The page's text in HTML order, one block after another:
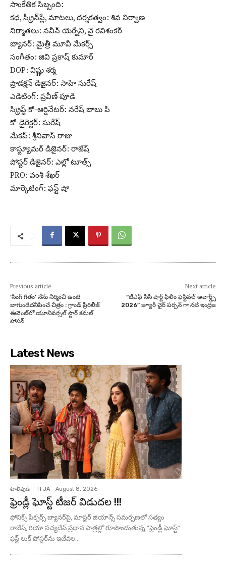
సాంకేతిక సిబ్బంది:
కథ, స్క్రీన్‌ప్లే, మాటలు, దర్శకత్వం: శివ నిర్వాణ
నిర్మాతలు: నవీన్ యెర్నేని, వై రవిశంకర్
బ్యానర్: మైత్రీ మూవీ మేకర్స్
సంగీతం: జివి ప్రకాష్ కుమార్
DOP: విష్ణు శర్మ
ప్రొడక్షన్ డిజైనర్: సాహి సురేష్
ఎడిటింగ్: ప్రవీణ్ పూడి
స్క్రిప్ట్ కో-ఆర్డినేటర్: నరేష్ బాబు పి
కో-డైరెక్టర్: సురేష్
మేకప్: శ్రీనివాస్ రాజు
కాస్ట్యూమర్ డిజైనర్: రాజేష్
పోస్టర్ డిజైనర్: ఎల్లో టూత్స్
PRO: వంశీ శేఖర్
మార్కెటింగ్: ఫస్ట్ షో
Previous article
‘సింగ్ గీతం’ నేను నిర్మించి ఉంటే
బాగుండేదనిపించే చిత్రం : గ్రాండ్ ప్రీరిలీజ్
ఈవెంట్‌లో యూనివర్సల్ స్టార్ కమల్
హాసన్
Next article
“టీఎఫ్ సీసీ షార్ట్ ఫిలిం ఫెస్టివల్ అవార్డ్స్
2026” జ్యూరీ ఛైర్ పర్సన్ గా నటి ఇంద్రజ
Latest News
టాలీవుడ్ TFJA - August 8, 2026
ఫ్రెండ్లీ ఘోస్ట్ టీజర్ విడుదల !!!
ఫోనిక్స్ పిక్చర్స్ బ్యానర్‌పై, మాస్టర్ జియాన్స్ సమర్పణలో సత్యం
రాజేష్, రియా సచ్యదేవ్ ప్రధాన పాత్రల్లో రూపొందుతున్న “ఫ్రెండ్లీ ఘోస్ట్”
ఫస్ట్ లుక్ పోస్టర్‌ను ఇటీవల...